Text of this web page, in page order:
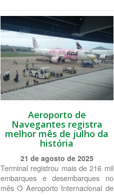
Aeroporto de
Navegantes registra
melhor mês de julho da
história
21 de agosto de 2025
Terminal registrou mais de 216 mil
embarques e desembarques no
mês O Aeroporto Internacional de